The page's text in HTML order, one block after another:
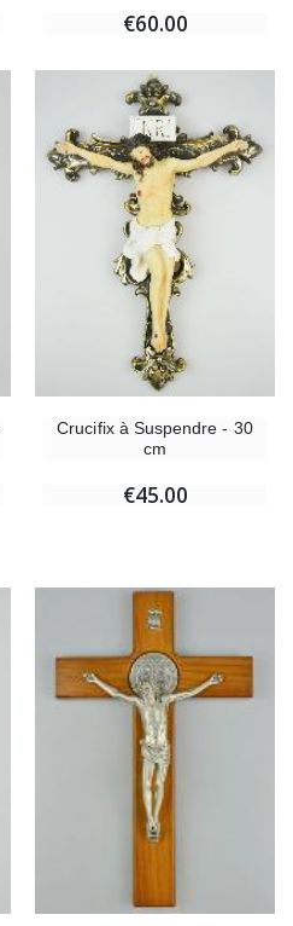
€60.00
Crucifix à Suspendre - 30
cm
€45.00